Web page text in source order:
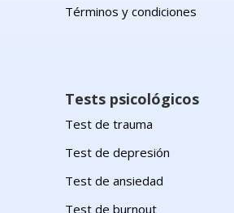
Términos y condiciones
Tests psicológicos
Test de trauma
Test de depresión
Test de ansiedad
Test de burnout